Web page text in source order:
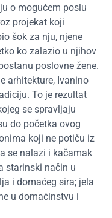
o mogućem poslu
projekat koji
šok za nju, njene
ko zalazio u njihov
poslovne žene.
arhitekture, Ivanino
To je rezultat
se spravljaju
do početka ovog
koji ne potiču iz
se nalazi i kačamak
starinski način u
i domaćeg sira; jela
u domaćinstvu i